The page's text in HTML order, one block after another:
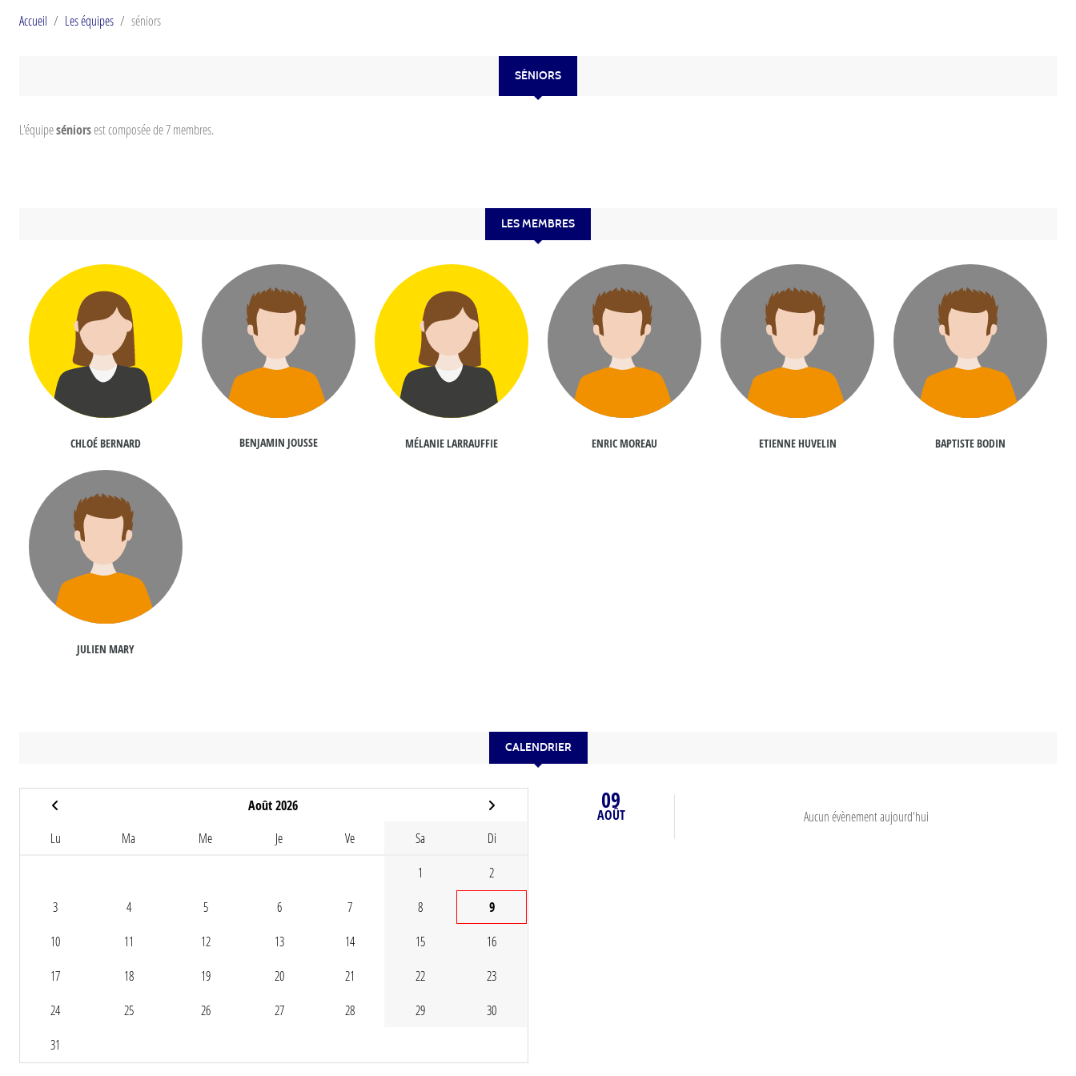
Accueil Les équipes séniors
SÉNIORS
L'équipeséniorsest composée de 7 membres.
LES MEMBRES
CHLOÉ BERNARD BENJAMIN JOUSSE MÉLANIE LARRAUFFIE ENRIC MOREAU ETIENNE HUVELIN BAPTISTE BODIN
JULIEN MARY
CALENDRIER
Août 2026
Lu Ma Me Je Ve Sa Di
1 2
3 4 5 6 7 8 9
10 11 12 13 14 15 16
17 18 19 20 21 22 23
24 25 26 27 28 29 30
31
09
AOÛT Aucun évènement aujourd'hui